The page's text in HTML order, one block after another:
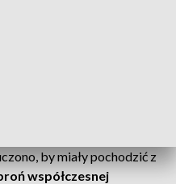
by miały pochodzić z
współczesnej